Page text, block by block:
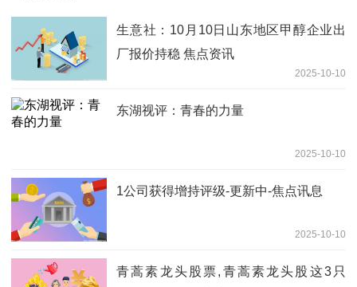
生意社：10月10日山东地区甲醇企业出
厂报价持稳 焦点资讯
2025-10-10
东湖视评：青春的力量
2025-10-10
1公司获得增持评级-更新中-焦点讯息
2025-10-10
青蒿素龙头股票,青蒿素龙头股这3只